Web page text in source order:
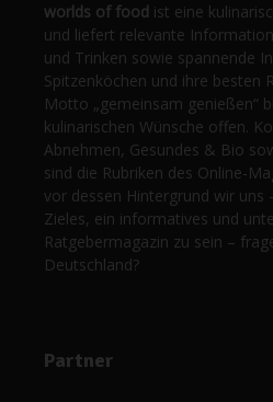
worlds of food ist eine
und liefert relevante
und Trinken sowie spannende
Spitzenköchen und ihre besten
Motto „gemeinsam genießen“
kulinarischen Wünsche offen.
Abnehmen, Gesundes & Bio
sind die Rubriken des Online-
vor dessen Hintergrund wir uns
Zieles, ein informatives und
Ratgebermagazin zu sein –
Deutschland?
Partner